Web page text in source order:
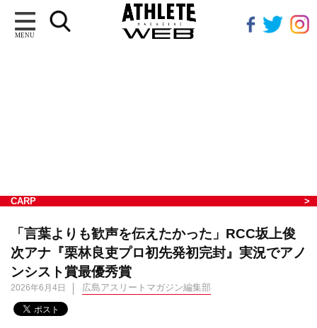
MENU
CARP
「言葉よりも歓声を伝えたかった」RCC坂上俊
次アナ『栗林良吏プロ初先発初完封』実況でアノ
ンシスト賞最優秀賞
2026年6月4日 広島アスリートマガジン編集部